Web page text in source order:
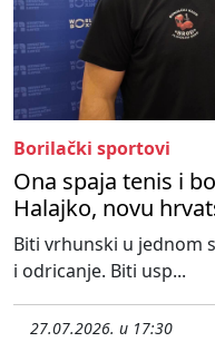
Borilački sportovi
Ona spaja tenis i
Halajko, novu
Biti vrhunski u jednom
i odricanje. Biti usp...
27.07.2026. u 17:30